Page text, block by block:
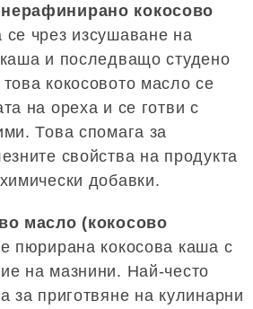
кокосово
се чрез изсушаване на
и последващо студено
кокосовото масло се
на ореха и се готви с
Това спомага за
свойства на продукта
добавки.
масло (кокосово
пюрирана кокосова каша с
на мазнини. Най-често
за приготвяне на кулинарни